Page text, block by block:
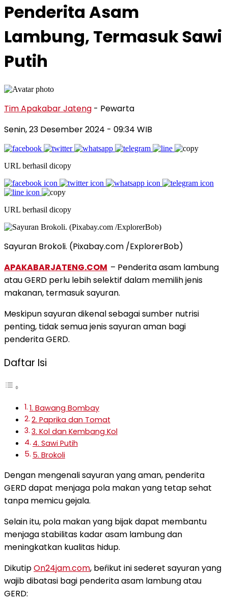
Penderita Asam
Lambung, Termasuk Sawi
Putih
Tim Apakabar Jateng - Pewarta
Senin, 23 Desember 2024 - 09:34 WIB
URL berhasil dicopy
URL berhasil dicopy
Sayuran Brokoli. (Pixabay.com /ExplorerBob)
APAKABARJATENG.COM – Penderita asam lambung
atau GERD perlu lebih selektif dalam memilih jenis
makanan, termasuk sayuran.
Meskipun sayuran dikenal sebagai sumber nutrisi
penting, tidak semua jenis sayuran aman bagi
penderita GERD.
Daftar Isi
1. Bawang Bombay
2. Paprika dan Tomat
3. Kol dan Kembang Kol
4. Sawi Putih
5. Brokoli
Dengan mengenali sayuran yang aman, penderita
GERD dapat menjaga pola makan yang tetap sehat
tanpa memicu gejala.
Selain itu, pola makan yang bijak dapat membantu
menjaga stabilitas kadar asam lambung dan
meningkatkan kualitas hidup.
DikutipOn24jam.com, beŕikut ini sederet sayuran yang
wajib dibatasi bagi penderita asam lambung atau
GERD: